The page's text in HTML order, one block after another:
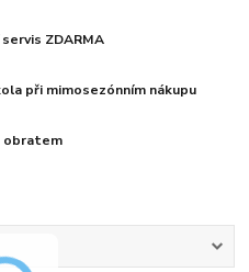
ZDARMA
při mimosezónním nákupu
obratem